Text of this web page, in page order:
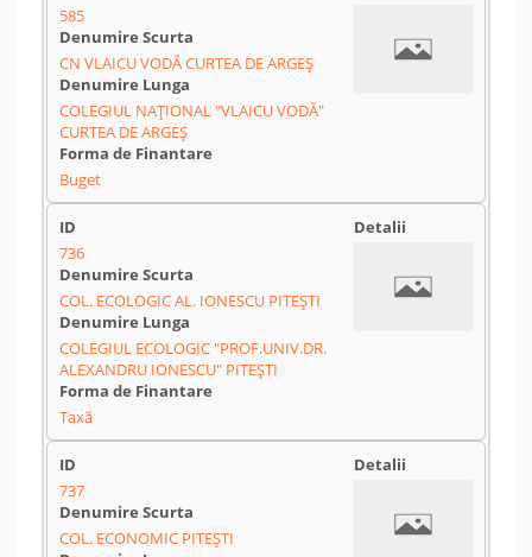
585
CN VLAICU VODĂ CURTEA DE ARGEŞ
COLEGIUL NAȚIONAL "VLAICU VODĂ"
CURTEA DE ARGEȘ
Buget
736
COL. ECOLOGIC AL. IONESCU PITEȘTI
COLEGIUL ECOLOGIC "PROF.UNIV.DR.
ALEXANDRU IONESCU" PITEȘTI
Taxă
737
COL. ECONOMIC PITEȘTI